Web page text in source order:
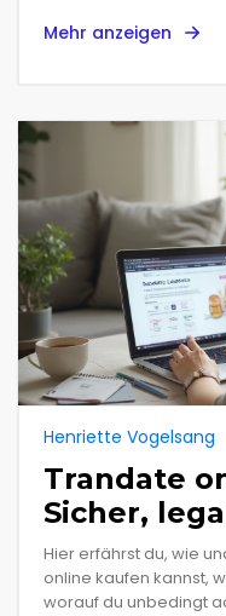
Mehr anzeigen
Henriette Vogelsang
Trandate
Sicher,
Ihr Guide
Hier erfährst du, wie
online kaufen kannst,
worauf du unbedingt